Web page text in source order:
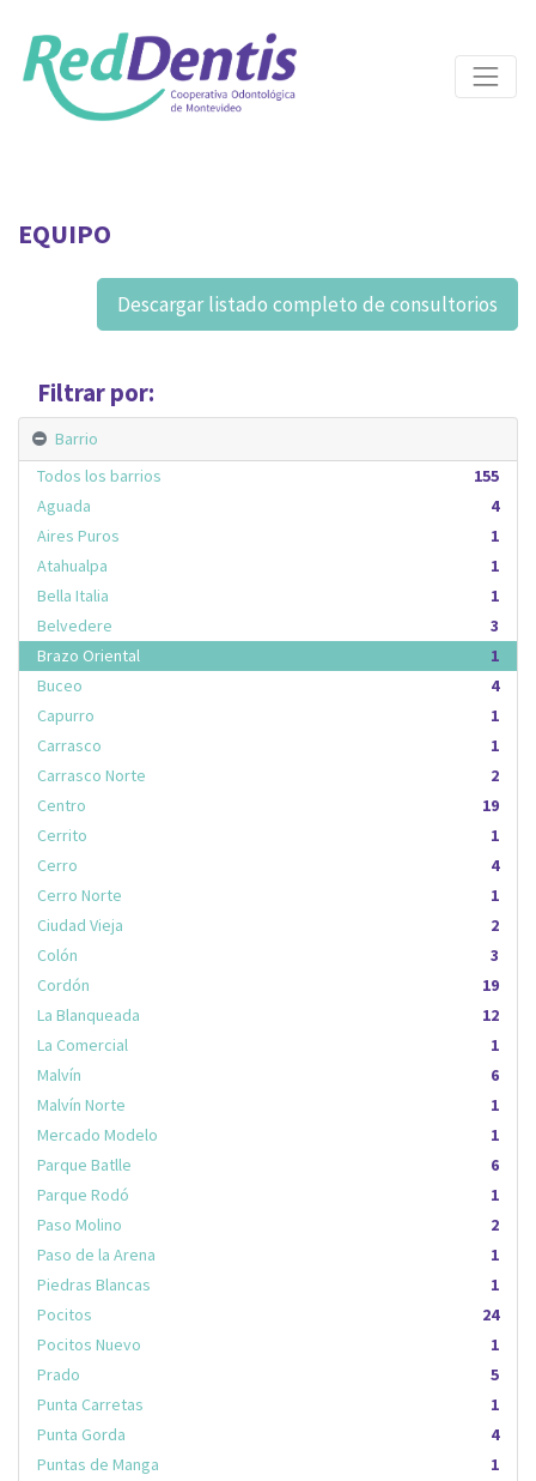
EQUIPO
Descargar listado completo de consultorios
Filtrar por:
Barrio
155
Todos los barrios
4
Aguada
1
Aires Puros
1
Atahualpa
1
Bella Italia
3
Belvedere
1
Brazo Oriental
4
Buceo
1
Capurro
1
Carrasco
2
Carrasco Norte
19
Centro
1
Cerrito
4
Cerro
1
Cerro Norte
2
Ciudad Vieja
3
Colón
19
Cordón
12
La Blanqueada
1
La Comercial
6
Malvín
1
Malvín Norte
1
Mercado Modelo
6
Parque Batlle
1
Parque Rodó
2
Paso Molino
1
Paso de la Arena
1
Piedras Blancas
24
Pocitos
1
Pocitos Nuevo
5
Prado
1
Punta Carretas
4
Punta Gorda
1
Puntas de Manga